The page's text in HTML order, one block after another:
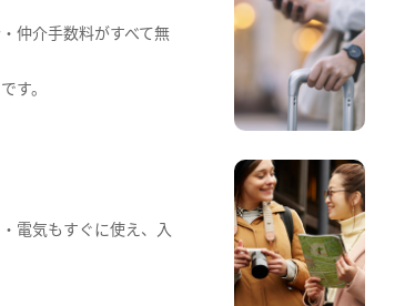
仲介手数料がすべて無
す。
電気もすぐに使え、入